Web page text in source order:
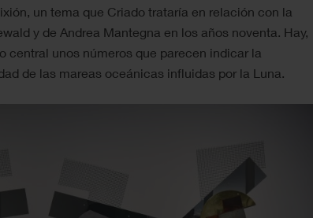
un tema que Criado trataría en relación con la
y de Andrea Mantegna en los años noventa. Hay,
central unos números que parecen indicar la
de las mareas oceánicas influidas por la Luna.